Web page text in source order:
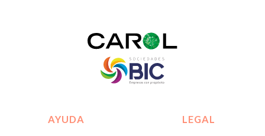
AYUDA LEGAL